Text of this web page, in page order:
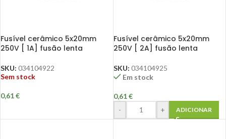
Fusível cerâmico 5x20mm
250V [ 1A] fusão lenta
SKU: 034104922
Sem stock
0,61€
Fusível cerâmico 5x20mm
250V [ 2A] fusão lenta
SKU: 034104925
Em stock
0,61€
-
+ ADICIONAR